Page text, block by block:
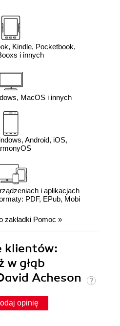
Kindle, Pocketbook,
i innych
MacOS i innych
Android, iOS,
i aplikacjach
PDF, EPub, Mobi
zakładki Pomoc »
klientów:
w głąb
Acheson
opinię